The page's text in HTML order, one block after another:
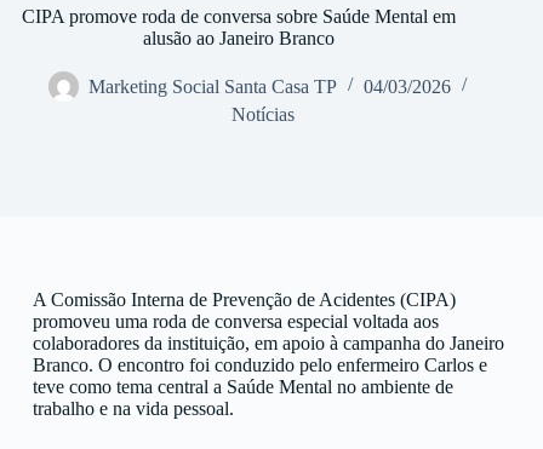
CIPA promove roda de conversa sobre Saúde Mental em
alusão ao Janeiro Branco
Marketing Social Santa Casa TP
04/03/2026
Notícias
A Comissão Interna de Prevenção de Acidentes (CIPA)
promoveu uma roda de conversa especial voltada aos
colaboradores da instituição, em apoio à campanha do Janeiro
Branco. O encontro foi conduzido pelo enfermeiro Carlos e
teve como tema central a Saúde Mental no ambiente de
trabalho e na vida pessoal.